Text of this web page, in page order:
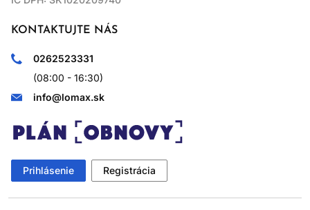
KONTAKTUJTE NÁS
0262523331
(08:00 - 16:30)
info@lomax.sk
Prihlásenie Registrácia